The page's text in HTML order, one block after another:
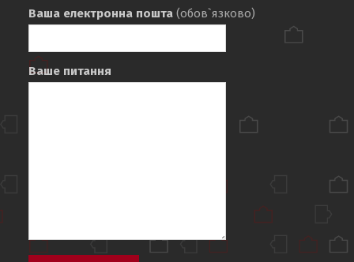
Ваша електронна пошта (обов`язково)
Ваше питання